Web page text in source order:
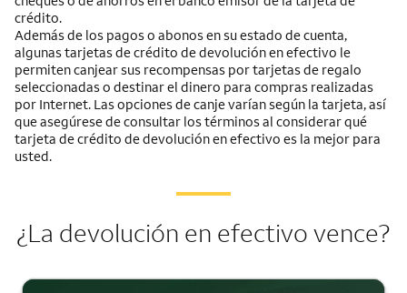
crédito.
Además de los pagos o abonos en su estado de cuenta,
algunas tarjetas de crédito de devolución en efectivo le
permiten canjear sus recompensas por tarjetas de regalo
seleccionadas o destinar el dinero para compras realizadas
por Internet. Las opciones de canje varían según la tarjeta, así
que asegúrese de consultar los términos al considerar qué
tarjeta de crédito de devolución en efectivo es la mejor para
usted.
¿La devolución en efectivo vence?